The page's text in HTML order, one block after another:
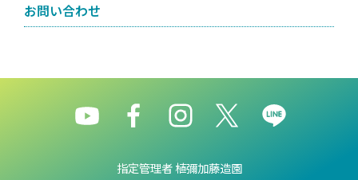
お問い合わせ
指定管理者 植彌加藤造園